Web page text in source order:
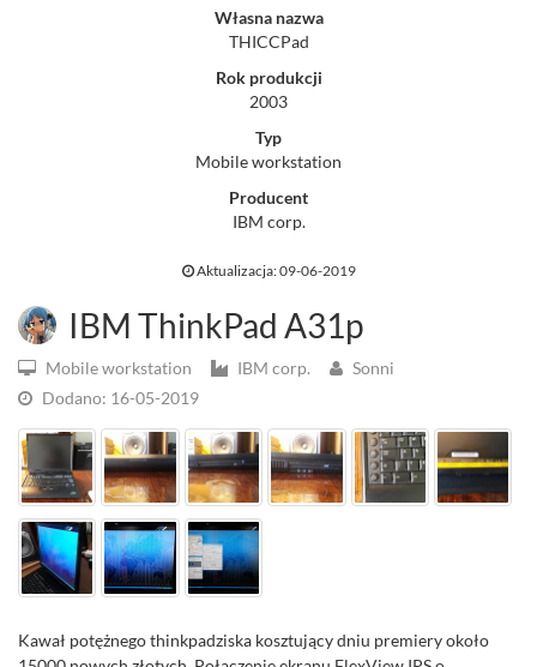
Własna nazwa
THICCPad
Rok produkcji
2003
Typ
Mobile workstation
Producent
IBM corp.
Aktualizacja: 09-06-2019
IBM ThinkPad A31p
Mobile workstation IBM corp.
Sonni
Dodano: 16-05-2019
Kawał potężnego thinkpadziska kosztujący dniu premiery około